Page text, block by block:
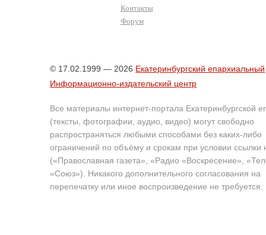
Контакты
Форум
© 17.02.1999 — 2026 Екатеринбургский епархиальный
Информационно-издательский центр
Все материалы интернет-портала Екатеринбургской
(тексты, фотографии, аудио, видео) могут свободно
распространяться любыми способами без каких-либо
ограничений по объёму и срокам при условии ссылки
(«Православная газета», «Радио «Воскресение»,
«Союз»). Никакого дополнительного согласования на
перепечатку или иное воспроизведение не требуется.